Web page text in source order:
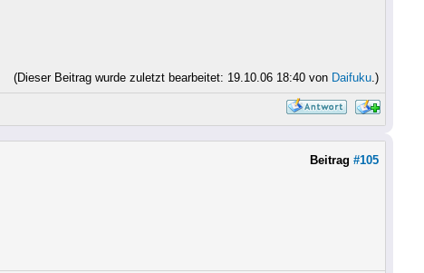
(Dieser Beitrag wurde zuletzt bearbeitet: 19.10.06 18:40 von Daifuku.)
Beitrag #105